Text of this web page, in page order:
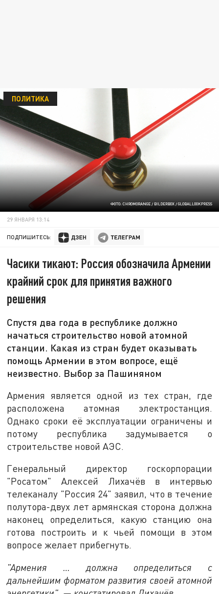
ФОТО: CHROMORANGE / BILDERBOX / GLOBALLOOKPRESS
ПОЛИТИКА
29 ЯНВАРЯ 13:14
ПОДПИШИТЕСЬ:
Часики тикают: Россия обозначила Армении
крайний срок для принятия важного
решения
Спустя два года в республике должно
начаться строительство новой атомной
станции. Какая из стран будет оказывать
помощь Армении в этом вопросе, ещё
неизвестно. Выбор за Пашиняном
Армения является одной из тех стран, где
расположена атомная электростанция.
Однако сроки её эксплуатации ограничены и
потому республика задумывается о
строительстве новой АЭС.
Генеральный директор госкорпорации
"Росатом" Алексей Лихачёв в интервью
телеканалу "Россия 24" заявил, что в течение
полутора-двух лет армянская сторона должна
наконец определиться, какую станцию она
готова построить и к чьей помощи в этом
вопросе желает прибегнуть.
"Армения … должна определиться с
дальнейшим форматом развития своей атомной